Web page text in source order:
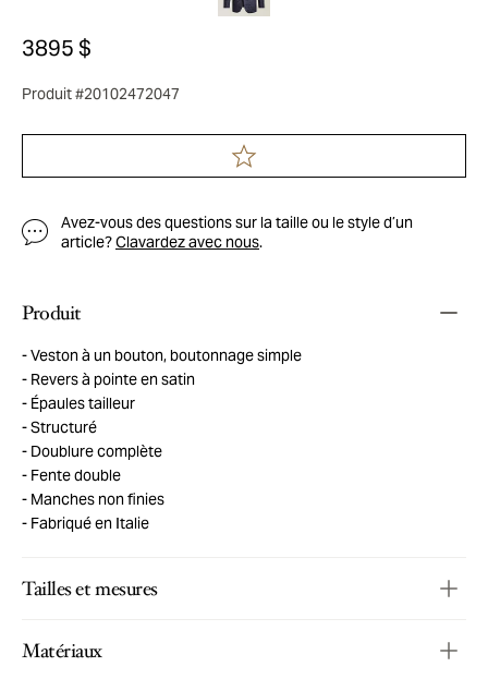
3895 $
Produit #20102472047
Avez-vous des questions sur la taille ou le style d’un
article?Clavardez avec nous.
Produit
Veston à un bouton, boutonnage simple
Revers à pointe en satin
Épaules tailleur
Structuré
Doublure complète
Fente double
Manches non finies
Fabriqué en Italie
Tailles et mesures
Matériaux